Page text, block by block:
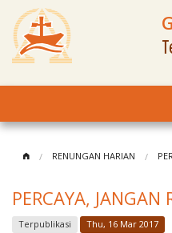
Klasis dan Jemaat
RENUNGAN HARIAN
PERCAYA, JANGAN
Terpublikasi Thu, 16 Mar 2017